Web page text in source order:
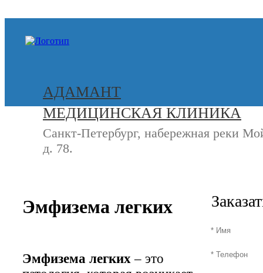
АДАМАНТ
МЕДИЦИНСКАЯ КЛИНИКА
Санкт-Петербург, набережная реки
д. 78.
Эмфизема легких
Эмфизема легких – это